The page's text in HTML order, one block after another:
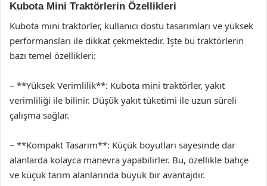
Kubota Mini Traktörlerin Özellikleri
Kubota mini traktörler, kullanıcı dostu tasarımları ve yüksek
performansları ile dikkat çekmektedir. İşte bu traktörlerin
bazı temel özellikleri:
– **Yüksek Verimlilik**: Kubota mini traktörler, yakıt
verimliliği ile bilinir. Düşük yakıt tüketimi ile uzun süreli
çalışma sağlar.
– **Kompakt Tasarım**: Küçük boyutları sayesinde dar
alanlarda kolayca manevra yapabilirler. Bu, özellikle bahçe
ve küçük tarım alanlarında büyük bir avantajdır.